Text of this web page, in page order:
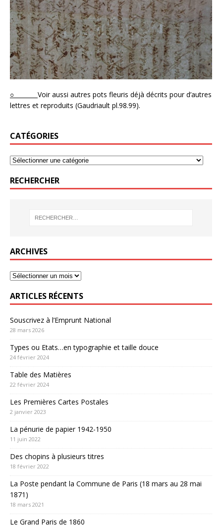
○ Voir aussi autres pots fleuris déjà décrits pour d’autres
lettres et reproduits (Gaudriault pl.98.99).
CATÉGORIES
RECHERCHER
ARCHIVES
ARTICLES RÉCENTS
Souscrivez à l’Emprunt National
28 mars 2026
Types ou Etats…en typographie et taille douce
24 février 2024
Table des Matières
22 février 2024
Les Premières Cartes Postales
2 janvier 2023
La pénurie de papier 1942-1950
11 juin 2022
Des chopins à plusieurs titres
18 février 2022
La Poste pendant la Commune de Paris (18 mars au 28 mai
1871)
18 mars 2021
Le Grand Paris de 1860